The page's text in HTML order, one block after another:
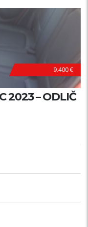
9.400 €
2023 – ODLIČ